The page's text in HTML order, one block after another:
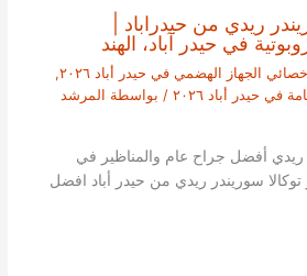
ريدي من حيدراباد |
في حيدر آباد، الهند
الجهاز الهضمي في حيدر أباد ٢٠٢٦
,
في حيدر أباد ٢٠٢٦
/ بواسطة المرشد
ريدي أفضل جراح عام والمناظير في
توكالا سوريندر ريدي من حيدر أباد افضل